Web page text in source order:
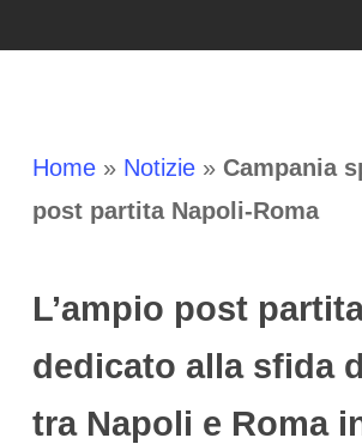
Home» Notizie» Campania
post partita Napoli-Roma
L’ampio post
dedicato alla sfida
tra Napoli e Roma